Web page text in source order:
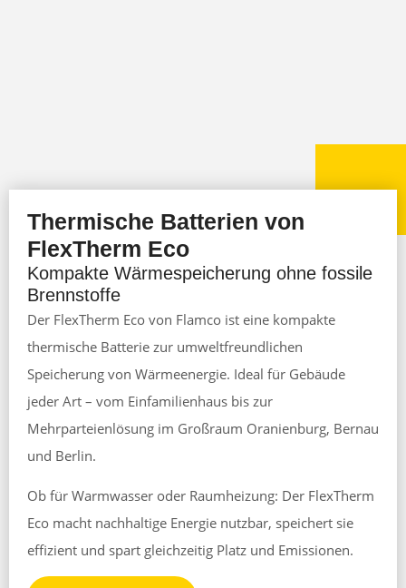
Thermische Batterien von
FlexTherm Eco
Kompakte Wärmespeicherung ohne fossile
Brennstoffe
Der FlexTherm Eco von Flamco ist eine kompakte
thermische Batterie zur umweltfreundlichen
Speicherung von Wärmeenergie. Ideal für Gebäude
jeder Art – vom Einfamilienhaus bis zur
Mehrparteienlösung im Großraum Oranienburg, Bernau
und Berlin.
Ob für Warmwasser oder Raumheizung: Der FlexTherm
Eco macht nachhaltige Energie nutzbar, speichert sie
effizient und spart gleichzeitig Platz und Emissionen.